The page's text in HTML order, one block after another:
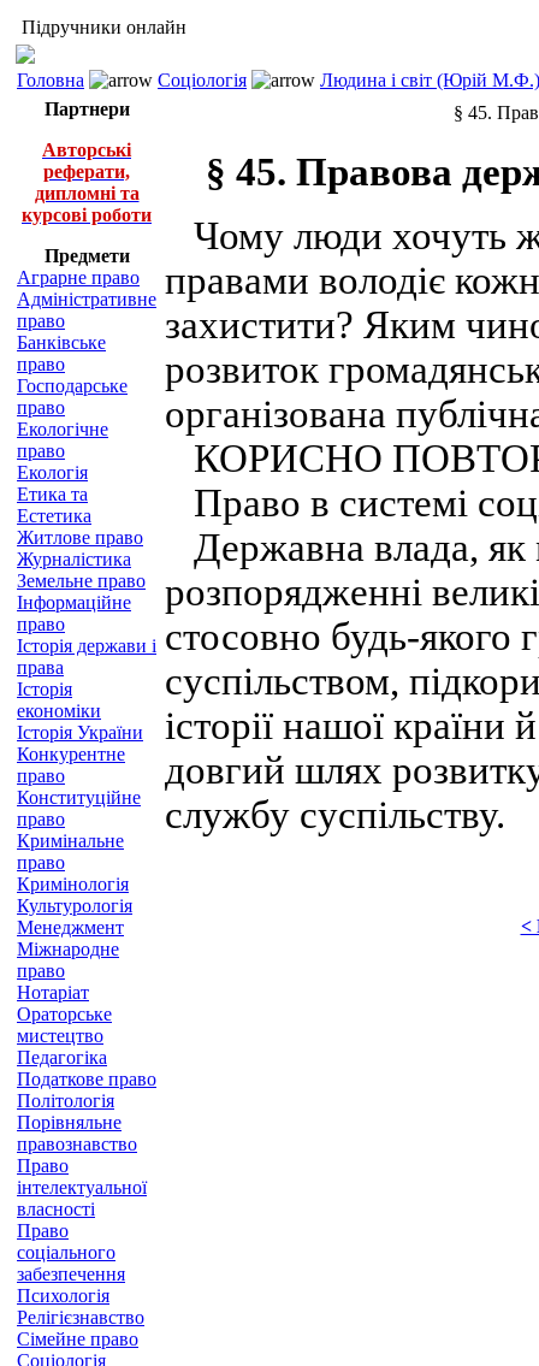
Підручники онлайн
Головна Соціологія
Людина і світ (Юрій М.Ф.)
Партнери
Авторські
реферати,
дипломні та
курсові роботи
Предмети
Аграрне право
Адміністративне
право
Банківське
право
Господарське
право
Екологічне
право
Екологія
Етика та
Естетика
Житлове право
Журналістика
Земельне право
Інформаційне
право
Історія держави і
права
Історія
економіки
Історія України
Конкурентне
право
Конституційне
право
Кримінальне
право
Кримінологія
Культурологія
Менеджмент
Міжнародне
право
Нотаріат
Ораторське
мистецтво
Педагогіка
Податкове право
Політологія
Порівняльне
правознавство
Право
інтелектуальної
власності
Право
соціального
забезпечення
Психологія
Релігієзнавство
Сімейне право
Соціологія
§ 45.
§ 45. Правова
Чому люди хочуть
правами володіє
захистити? Яким
розвиток
організована
КОРИСНО
Право в системі
Державна влада, як
розпорядженні
стосовно будь-якого
суспільством,
історії нашої
довгий шлях
службу суспільству.
<